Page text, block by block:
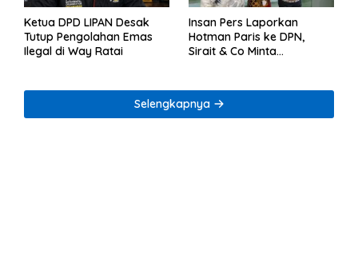
Ketua DPD LIPAN Desak
Tutup Pengolahan Emas
Ilegal di Way Ratai
Insan Pers Laporkan
Hotman Paris ke DPN,
Sirait & Co Minta
Selengkapnya